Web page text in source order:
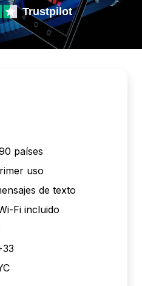
países
uso
de texto
Fi incluido